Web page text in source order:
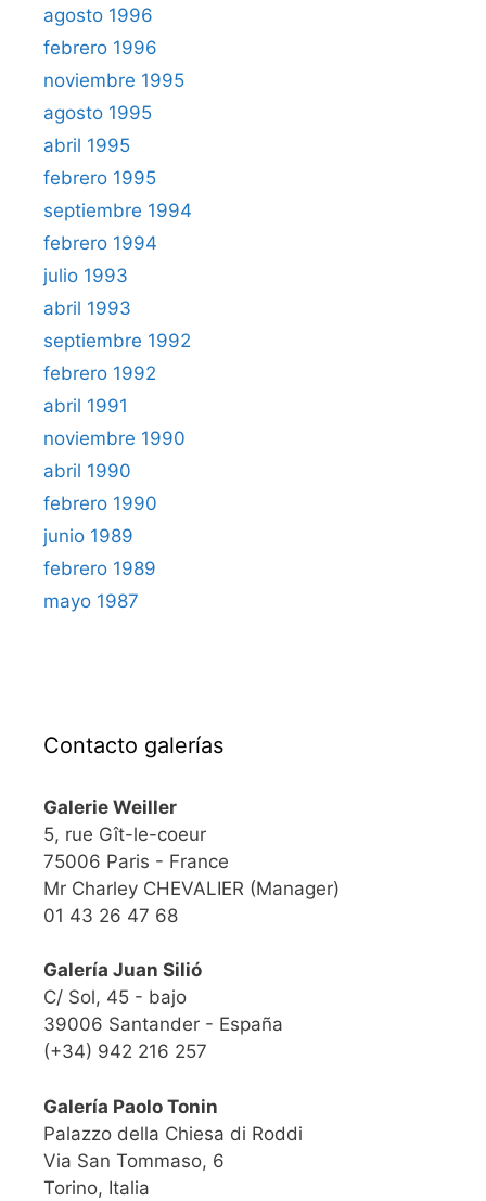
agosto 1996
febrero 1996
noviembre 1995
agosto 1995
abril 1995
febrero 1995
septiembre 1994
febrero 1994
julio 1993
abril 1993
septiembre 1992
febrero 1992
abril 1991
noviembre 1990
abril 1990
febrero 1990
junio 1989
febrero 1989
mayo 1987
Contacto galerías
Galerie Weiller
5, rue Gît-le-coeur
75006 Paris - France
Mr Charley CHEVALIER (Manager)
01 43 26 47 68
Galería Juan Silió
C/ Sol, 45 - bajo
39006 Santander - España
(+34) 942 216 257
Galería Paolo Tonin
Palazzo della Chiesa di Roddi
Via San Tommaso, 6
Torino, Italia